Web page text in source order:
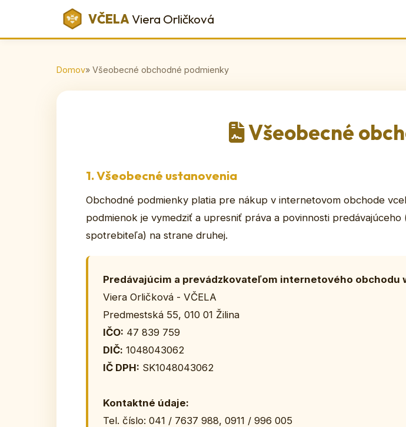
VČELAViera Orličková
Domov» Všeobecné obchodné podmienky
Všeobecné
1. Všeobecné ustanovenia
Obchodné podmienky platia pre nákup v internetovom obchode
podmienok je vymedziť a upresniť práva a povinnosti
spotrebiteľa) na strane druhej.
Predávajúcim a prevádzkovateľom internetového obchodu
Viera Orličková - VČELA
Predmestská 55, 010 01 Žilina
IČO: 47 839 759
DIČ: 1048043062
IČ DPH: SK1048043062
Kontaktné údaje:
Tel. číslo: 041 / 7637 988, 0911 / 996 005